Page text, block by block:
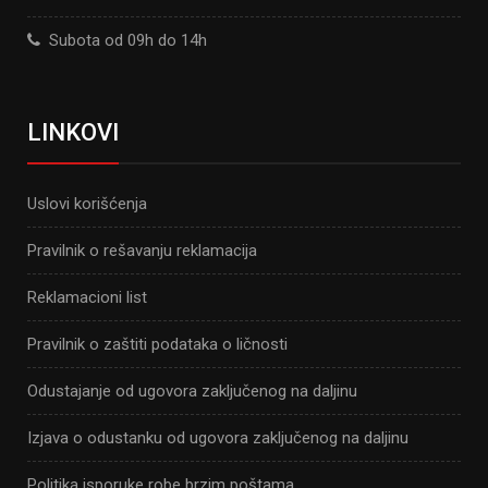
Subota od 09h do 14h
LINKOVI
Uslovi korišćenja
Pravilnik o rešavanju reklamacija
Reklamacioni list
Pravilnik o zaštiti podataka o ličnosti
Odustajanje od ugovora zaključenog na daljinu
Izjava o odustanku od ugovora zaključenog na daljinu